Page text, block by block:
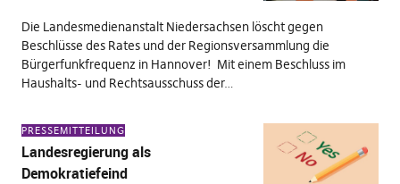
Die Landesmedienanstalt Niedersachsen löscht gegen
Beschlüsse des Rates und der Regionsversammlung die
Bürgerfunkfrequenz in Hannover! Mit einem Beschluss im
Haushalts- und Rechtsausschuss der…
PRESSEMITTEILUNG
Landesregierung als
Demokratiefeind